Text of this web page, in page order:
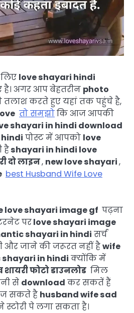
love shayari hindi
अगर आप बेहतरीन photo
तलाश करते हुए यहां तक पहुंचे है,
तो समझोकि आज आपकी
shayari in hindi download
पोस्ट में आपको love
हैshayari in hindi love
दो लाइन, new love shayari,
best Husband Wife Love
love shayari image gf पढ़ना
परlove shayari image
shayari in hindi सर्च
और जाने की जरूरत नहीं हैwife
in hindi क्योंकि में
शायरी फोटो डाउनलोड मिल
से download कर सकतें हैं
सकते है husband wife sad
पे लगा सकता है।